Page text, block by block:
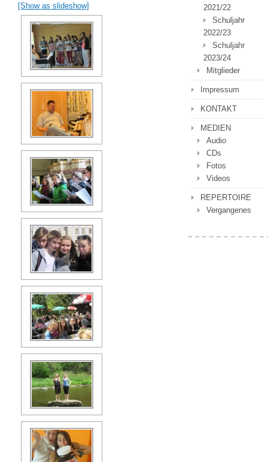
[Show as slideshow]
2021/22
Schuljahr
2022/23
Schuljahr
2023/24
Mitglieder
Impressum
KONTAKT
MEDIEN
Audio
CDs
Fotos
Videos
REPERTOIRE
Vergangenes